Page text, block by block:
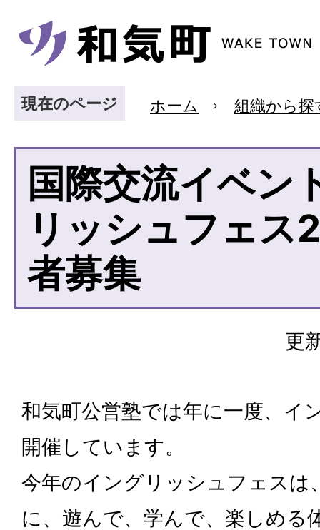
現在のページ ホーム 組織から探
国際交流イベン
リッシュフェス
者募集
更
和気町公営塾では年に一度、イ
開催しています。
今年のイングリッシュフェスは
に、遊んで、学んで、楽しめる